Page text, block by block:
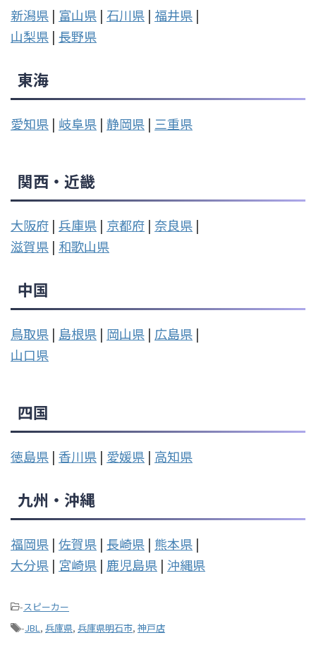
新潟県 | 富山県 | 石川県 | 福井県 |
山梨県 | 長野県
東海
愛知県 | 岐阜県 | 静岡県 | 三重県
関西・近畿
大阪府 | 兵庫県 | 京都府 | 奈良県 |
滋賀県 | 和歌山県
中国
鳥取県 | 島根県 | 岡山県 | 広島県 |
山口県
四国
徳島県 | 香川県 | 愛媛県 | 高知県
九州・沖縄
福岡県 | 佐賀県 | 長崎県 | 熊本県 |
大分県 | 宮崎県 | 鹿児島県 | 沖縄県
-スピーカー
-JBL , 兵庫県, 兵庫県明石市, 神戸店